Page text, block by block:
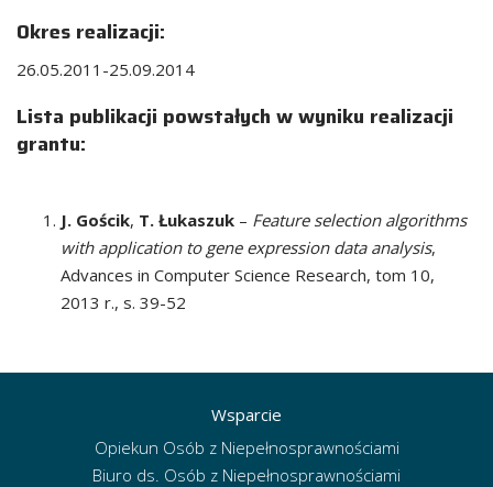
Okres realizacji:
26.05.2011-25.09.2014
Lista publikacji powstałych w wyniku realizacji
grantu:
J. Gościk, T. Łukaszuk – Feature selection algorithms
with application to gene expression data analysis,
Advances in Computer Science Research, tom 10,
2013 r., s. 39-52
Wsparcie
Opiekun Osób z Niepełnosprawnościami
Biuro ds. Osób z Niepełnosprawnościami